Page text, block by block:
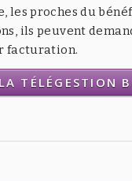
les proches du
ils peuvent
facturation.
TÉLÉGESTION